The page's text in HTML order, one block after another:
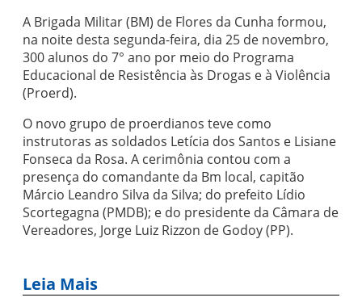
A Brigada Militar (BM) de Flores da Cunha formou,
na noite desta segunda-feira, dia 25 de novembro,
300 alunos do 7° ano por meio do Programa
Educacional de Resistência às Drogas e à Violência
(Proerd).
O novo grupo de proerdianos teve como
instrutoras as soldados Letícia dos Santos e Lisiane
Fonseca da Rosa. A cerimônia contou com a
presença do comandante da Bm local, capitão
Márcio Leandro Silva da Silva; do prefeito Lídio
Scortegagna (PMDB); e do presidente da Câmara de
Vereadores, Jorge Luiz Rizzon de Godoy (PP).
Leia Mais